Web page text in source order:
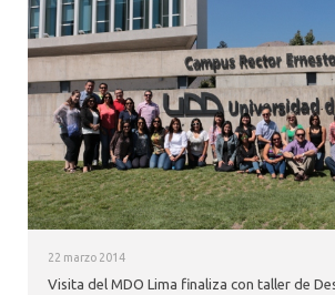
22 marzo 2014
Visita del MDO Lima finaliza con taller de